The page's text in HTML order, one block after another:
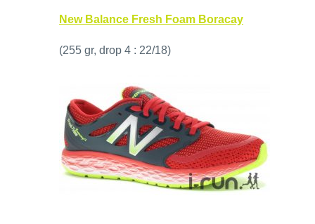
New Balance Fresh Foam Boracay
(255 gr, drop 4 : 22/18)